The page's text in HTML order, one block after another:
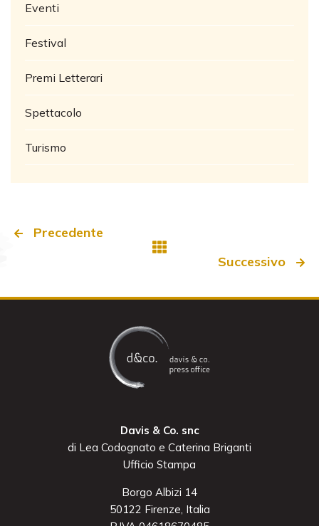
Eventi
Festival
Premi Letterari
Spettacolo
Turismo
Precedente
Successivo
Davis & Co. snc
di Lea Codognato e Caterina Briganti
Ufficio Stampa
Borgo Albizi 14
50122 Firenze, Italia